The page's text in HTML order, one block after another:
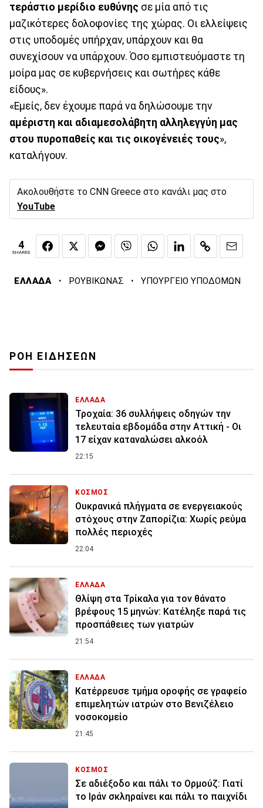
τεράστιο μερίδιο ευθύνης σε μία από τις
μαζικότερες δολοφονίες της χώρας. Οι ελλείψεις
στις υποδομές υπήρχαν, υπάρχουν και θα
συνεχίσουν να υπάρχουν. Όσο εμπιστευόμαστε τη
μοίρα μας σε κυβερνήσεις και σωτήρες κάθε
είδους».
«Εμείς, δεν έχουμε παρά να δηλώσουμε την
αμέριστη και αδιαμεσολάβητη αλληλεγγύη μας
στου πυροπαθείς και τις οικογένειές τους»,
καταλήγουν.
Ακολουθήστε το CNN Greece στο κανάλι μας στο
YouTube
4
SHARES
ΕΛΛΑΔΑ · ΡΟΥΒΙΚΩΝΑΣ · ΥΠΟΥΡΓΕΙΟ ΥΠΟΔΟΜΩΝ
ΡΟΗ ΕΙΔΗΣΕΩΝ
ΕΛΛΑΔΑ
Τροχαία: 36 συλλήψεις οδηγών την
τελευταία εβδομάδα στην Αττική - Οι
17 είχαν καταναλώσει αλκοόλ
22:15
ΚΟΣΜΟΣ
Ουκρανικά πλήγματα σε ενεργειακούς
στόχους στην Ζαπορίζια: Χωρίς ρεύμα
πολλές περιοχές
22:04
ΕΛΛΑΔΑ
Θλίψη στα Τρίκαλα για τον θάνατο
βρέφους 15 μηνών: Κατέληξε παρά τις
προσπάθειες των γιατρών
21:54
ΕΛΛΑΔΑ
Κατέρρευσε τμήμα οροφής σε γραφείο
επιμελητών ιατρών στο Βενιζέλειο
νοσοκομείο
21:45
ΚΟΣΜΟΣ
Σε αδιέξοδο και πάλι το Ορμούζ: Γιατί
το Ιράν σκληραίνει και πάλι το παιχνίδι